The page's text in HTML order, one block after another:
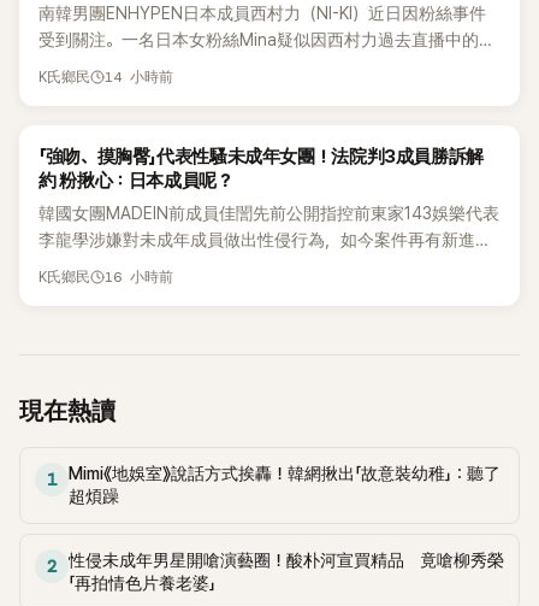
南韓男團ENHYPEN日本成員西村力（NI-KI）近日因粉絲事件
受到關注。一名日本女粉絲Mina疑似因西村力過去直播中的言
論遭外界解讀，進而捲入網路爭議，承受大量負面留言。日前
K氏鄉民 14 小時前
K-POP
「強吻、摸胸臀」代表性騷未成年女團！法院判3成員勝訴解
約 粉揪心：日本成員呢？
韓國女團MADEIN前成員佳誾先前公開指控前東家143娛樂代表
李龍學涉嫌對未成年成員做出性侵行為，如今案件再有新進
展！法院日前判決另外2名MADEIN成員勝訴，認定她們與143
K氏鄉民 16 小時前
現在熱讀
1
Mimi《地娛室》說話方式挨轟！韓網揪出「故意裝幼稚」：聽了
超煩躁
2
性侵未成年男星開嗆演藝圈！酸朴河宣買精品 竟嗆柳秀榮
「再拍情色片養老婆」